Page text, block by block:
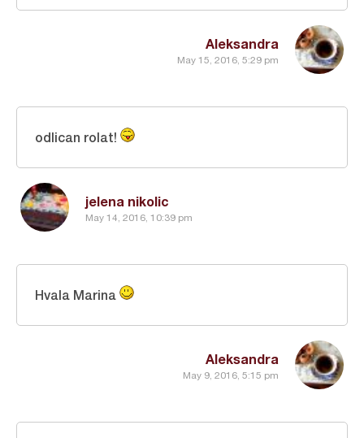
Aleksandra
May 15, 2016, 5:29 pm
jelena nikolic
May 14, 2016, 10:39 pm
odlican rolat!
Aleksandra
May 9, 2016, 5:15 pm
Hvala Marina